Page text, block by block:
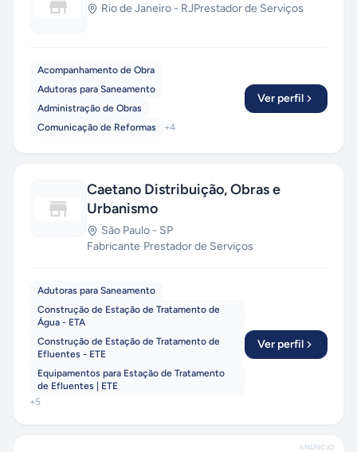
Rio de Janeiro - RJPrestador de Serviços
Acompanhamento de Obra
Adutoras para Saneamento
Administração de Obras
Comunicação de Reformas
+4
Ver perfil
Caetano Distribuição, Obras e
Urbanismo
São Paulo - SP
Fabricante·Prestador de Serviços
Adutoras para Saneamento
Construção de Estação de Tratamento de
Água - ETA
Construção de Estação de Tratamento de
Efluentes - ETE
Equipamentos para Estação de Tratamento
de Efluentes | ETE
+5
Ver perfil
ANÚNCIO